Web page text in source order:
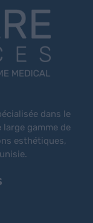
dans le
gamme de
esthétiques,